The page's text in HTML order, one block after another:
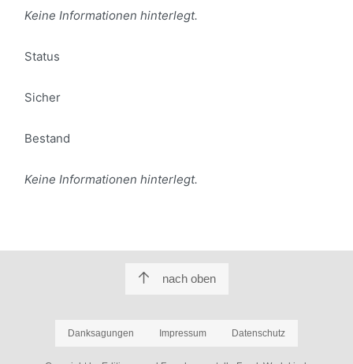
Keine Informationen hinterlegt.
Status
Sicher
Bestand
Keine Informationen hinterlegt.
nach oben
Danksagungen Impressum Datenschutz